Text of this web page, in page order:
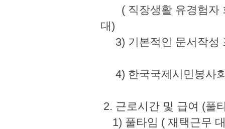
( 직장생활 유경험자
대)
3) 기본적인 문서작성
4) 한국국제시민봉
2. 근로시간 및 급여
1) 풀타임 ( 재택